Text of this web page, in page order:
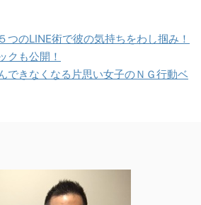
つのLINE術で彼の気持ちをわし掴み！
クも公開！
できなくなる片思い女子のＮＧ行動ベ